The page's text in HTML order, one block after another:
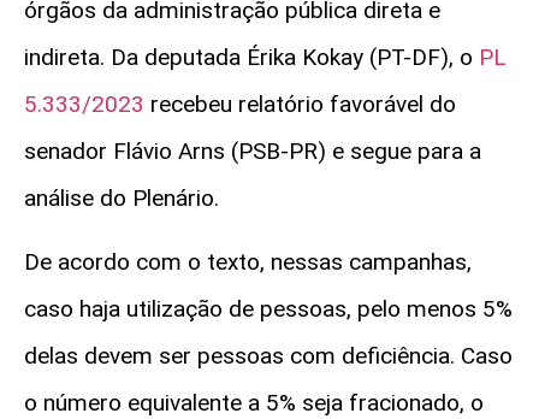
órgãos da administração pública direta e
indireta. Da deputada Érika Kokay (PT-DF), o PL
5.333/2023 recebeu relatório favorável do
senador Flávio Arns (PSB-PR) e segue para a
análise do Plenário.
De acordo com o texto, nessas campanhas,
caso haja utilização de pessoas, pelo menos 5%
delas devem ser pessoas com deficiência. Caso
o número equivalente a 5% seja fracionado, o